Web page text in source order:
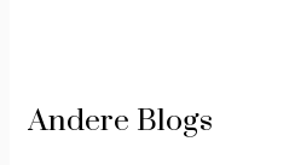
Andere Blogs